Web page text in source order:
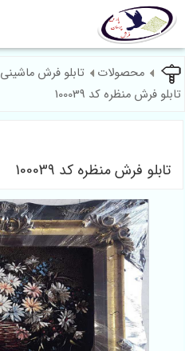
محصولات تابلو فرش ماشینی
تابلو فرش منظره کد 100039
تابلو فرش منظره کد 100039